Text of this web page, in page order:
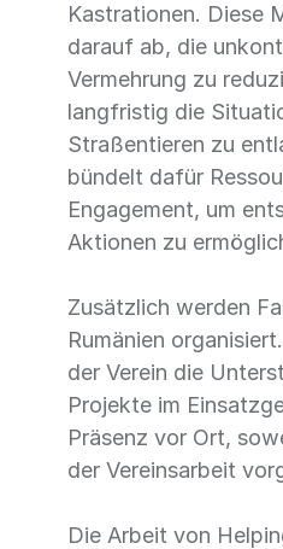
Kastrationen. Diese
darauf ab, die
Vermehrung zu
langfristig die
Straßentieren zu
bündelt dafür
Engagement, um
Aktionen zu
Zusätzlich werden
Rumänien
der Verein die
Projekte im
Präsenz vor Ort,
der Vereinsarbeit
Die Arbeit von